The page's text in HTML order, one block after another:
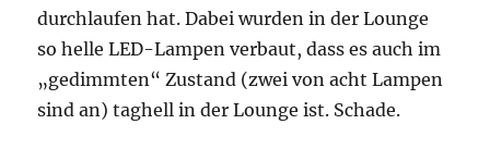
durchlaufen hat. Dabei wurden in der Lounge
so helle LED-Lampen verbaut, dass es auch im
„gedimmten“ Zustand (zwei von acht Lampen
sind an) taghell in der Lounge ist. Schade.